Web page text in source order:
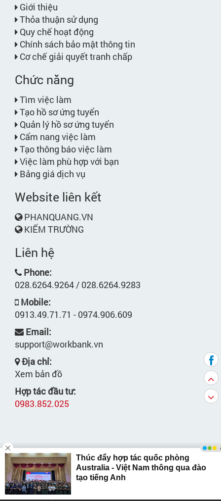
Giới thiệu
Thỏa thuận sử dụng
Quy chế hoạt động
Chính sách bảo mật thông tin
Cơ chế giải quyết tranh chấp
Chức năng
Tìm việc làm
Tạo hồ sơ ứng tuyển
Quản lý hồ sơ ứng tuyển
Cẩm nang việc làm
Tạo thông báo việc làm
Việc làm phù hợp với bạn
Bảng giá dịch vụ
Website liên kết
PHANQUANG.VN
KIẾM TRƯỜNG
Liên hệ
Phone:
028.6264.9264 / 028.6264.9283
Mobile:
0913.49.71.71 - 0974.906.609
Email:
support@workbank.vn
Địa chỉ:
Xem bản đồ
Hợp tác đầu tư:
0983.852.025
Copyright © by WORKBANK.VN. All right reserved.
Giấy tiếp nhận: 246/PTTH&TTĐT của Cục PTTH-
TTĐT cấp ngày 7/11/2008.